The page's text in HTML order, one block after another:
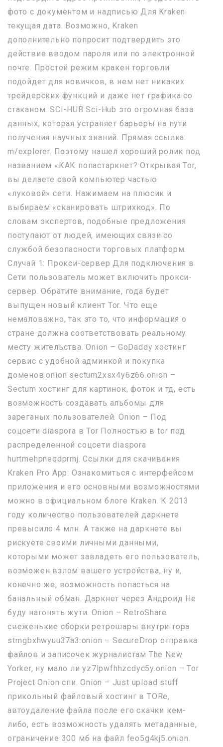
фото с документом и надписью Для Kraken
текущая дата. Возможно, Kraken
дополнительно попросит подтвердить это
действие вводом пароля или по электронной
почте. Простой режим кракен торговли
подойдет для новичков, в нем нет никаких
трейдерских функций и даже нет графика со
стаканом. SCI-HUB Sci-Hub это огромная база
данных, которая устраняет барьеры на пути
получения научных знаний. Прямая ссылка:
m/explorer. Поэтому нашел хороший ролик под
названием «КАК попастаркнет? Открывая Tor,
вы делаете свой компьютер частью
«луковой» сети. Нажимаем на плюсик и
выбираем «сканировать штрихкод». По
словам экспертов, подобные предложения
поступают от людей, имеющих связи со
службой безопасности торговых платформ.
Случай 1: Прокси-сервер Для подключения в
Сети пользователь может включить прокси-
сервер. Обратите внимание, года будет
выпущен новый клиент Tor. Что еще
немаловажно, так это то, что информация о
стране должна соответствовать реальному
месту жительства. Onion – GoDaddy хостинг
сервис с удобной админкой и покупка
доменов.onion sectum2xsx4y6z66.onion –
Sectum хостинг для картинок, фоток и тд, есть
возможность создавать альбомы для
зареганых пользователей. Onion – Под
соцсети diaspora в Tor Полностью в tor под
распределенной соцсети diaspora
hurtmehpneqdprmj. Ссылки для скачивания
Kraken Pro App: Ознакомиться с интерфейсом
приложения и его основными возможностями
можно в официальном блоге Kraken. К 2013
году количество пользователей даркнете
превысило 4 млн. А также на даркнете вы
рискуете своими личными данными,
которыми может завладеть его пользователь,
возможен взлом вашего устройства, ну и,
конечно же, возможность попасться на
банальный обман. Даркнет через Андроид Не
буду нагонять жути. Onion – RetroShare
свеженькие сборки ретрошары внутри тора
strngbxhwyuu37a3.onion – SecureDrop отправка
файлов и записочек журналистам The New
Yorker, ну мало ли yz7lpwfhhzcdyc5y.onion – Tor
Project Onion спи. Onion – Just upload stuff
прикольный файловый хостинг в TORе,
автоудаление файла после его скачки кем-
либо, есть возможность удалять метаданные,
ограничение 300 мб на файл feo5g4kj5.onion.